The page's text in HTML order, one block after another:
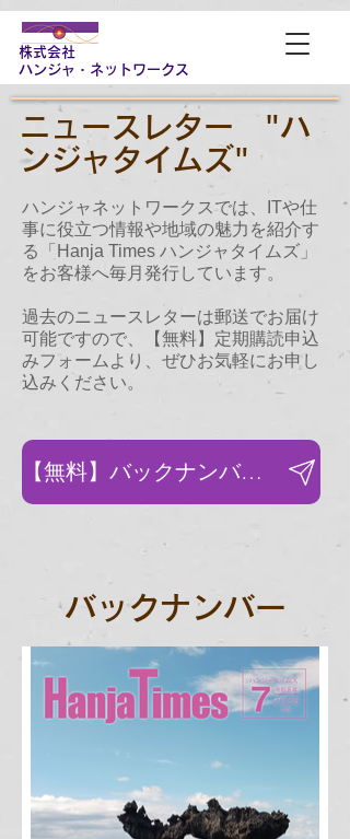
株式会社
​ハンジャ・ネットワークス
ニュースレター "ハ
ンジャタイムズ"
ハンジャネットワークスでは、ITや仕
事に役立つ情報や地域の魅力を紹介す
る「Hanja Times ハンジャタイムズ」
をお客様へ毎月発行しています。
過去のニュースレターは郵送でお届け
可能ですので、【無料】定期購読申込
みフォームより、ぜひお気軽にお申し
込みください。
【無料】バックナンバー送付申込み
バックナンバー